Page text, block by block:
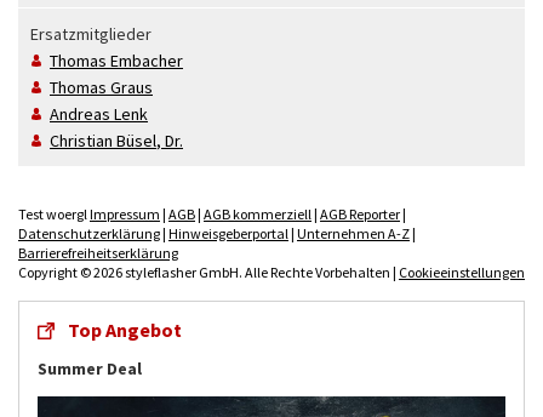
Ersatzmitglieder
Thomas Embacher
Thomas Graus
Andreas Lenk
Christian Büsel, Dr.
Test woergl Impressum | AGB| AGB kommerziell | AGB Reporter|
Datenschutzerklärung| Hinweisgeberportal | Unternehmen A-Z|
Barrierefreiheitserklärung
Copyright © 2026 styleflasher GmbH. Alle Rechte Vorbehalten | Cookieeinstellungen
Top Angebot
Summer Deal